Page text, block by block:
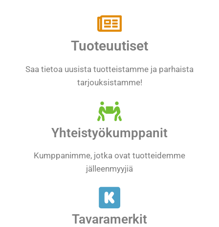
Tuoteuutiset
Saa tietoa uusista tuotteistamme ja parhaista
tarjouksistamme!
Yhteistyökumppanit
Kumppanimme, jotka ovat tuotteidemme
jälleenmyyjiä
Tavaramerkit